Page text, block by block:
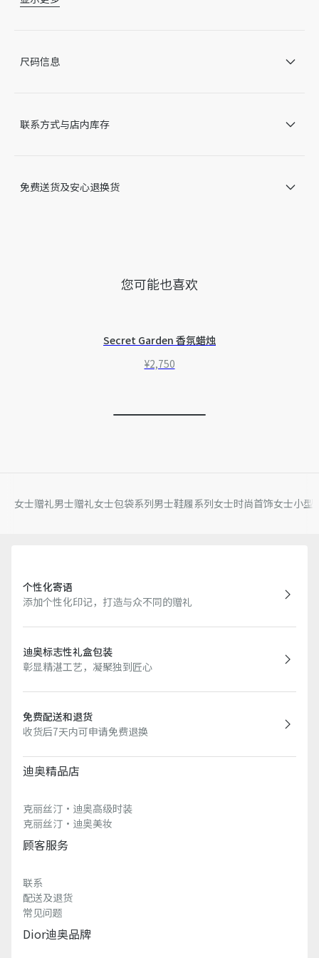
晶体
谨此提醒，由于近期部分家居产品进行了实际设计调整或更新，
在色差、尺码误差、成分含量误差或其他细节误差，网站展示的
尺码信息
联系方式与店内库存
免费送货及安心退换货
您可能也喜欢
Secret Garden 香氛蜡烛
¥2,750
女士赠礼男士赠礼女士包袋系列男士鞋履系列女士时尚首饰女士小型
个性化寄语
添加个性化印记，打造与众不同的赠礼
迪奥标志性礼盒包装
彰显精湛工艺，凝聚独到匠心
免费配送和退货
收货后7天内可申请免费退换
迪奥精品店
克丽丝汀·迪奥高级时装
克丽丝汀·迪奥美妆
顾客服务
联系
配送及退货
常见问题
Dior迪奥品牌